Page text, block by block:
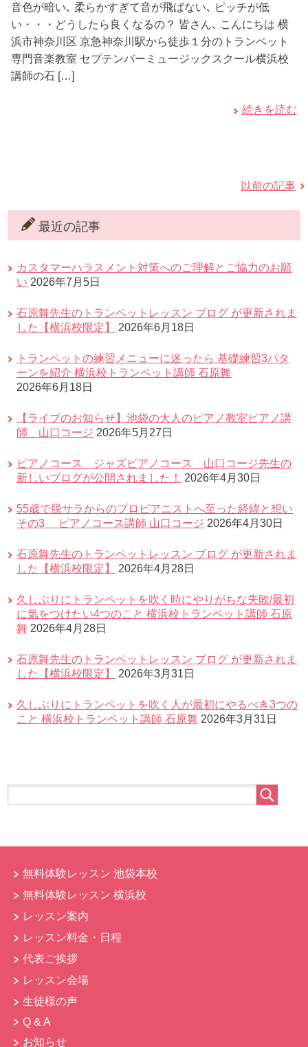
音色が暗い､ 柔らかすぎて音が飛ばない､ ピッチが低
い・・・どうしたら良くなるの？ 皆さん､ こんにちは 横
浜市神奈川区 京急神奈川駅から徒歩１分のトランペット
専門音楽教室 セプテンバーミュージックスクール横浜校
講師の石 […]
続きを読む
以前の記事
最近の記事
カスタマーハラスメント対策へのご理解とご協力のお願
い 2026年7月5日
石原舞先生のトランペットレッスン ブログ が更新されま
した【横浜校限定】
2026年6月18日
トランペットの練習メニューに迷ったら 基礎練習3パタ
ーンを紹介 横浜校トランペット講師 石原舞
2026年6月18日
【ライブのお知らせ】池袋の大人のピアノ教室ピアノ講
師 山口コージ 2026年5月27日
ピアノコース ジャズピアノコース 山口コージ先生の
新しいブログが公開されました！
2026年4月30日
55歳で脱サラからのプロピアニストへ至った経緯と想い
その3 ピアノコース講師 山口コージ 2026年4月30日
石原舞先生のトランペットレッスン ブログ が更新されま
した【横浜校限定】
2026年4月28日
久しぶりにトランペットを吹く時にやりがちな失敗/最初
に気をつけたい4つのこと 横浜校トランペット講師 石原
舞 2026年4月28日
石原舞先生のトランペットレッスン ブログ が更新されま
した【横浜校限定】
2026年3月31日
久しぶりにトランペットを吹く人が最初にやるべき3つの
こと 横浜校トランペット講師 石原舞 2026年3月31日
無料体験レッスン 池袋本校
無料体験レッスン 横浜校
レッスン案内
レッスン料金・日程
代表ご挨拶
レッスン会場
生徒様の声
Q & A
お知らせ